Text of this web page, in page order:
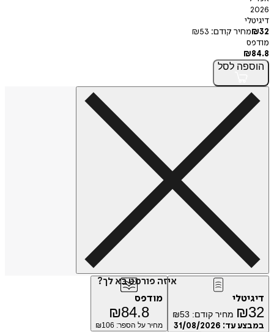
קודם:
₪53
לסל
איזה פורמט בא לך?
₪ מחיר קודם: ₪53
עד:31/08/2026
מודפס
₪84.8
מחיר על הספר: ₪106